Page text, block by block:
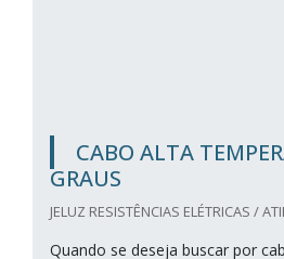
CABO ALTA
GRAUS
JELUZ RESISTÊNCIAS ELÉTRICAS /
Quando se deseja buscar por